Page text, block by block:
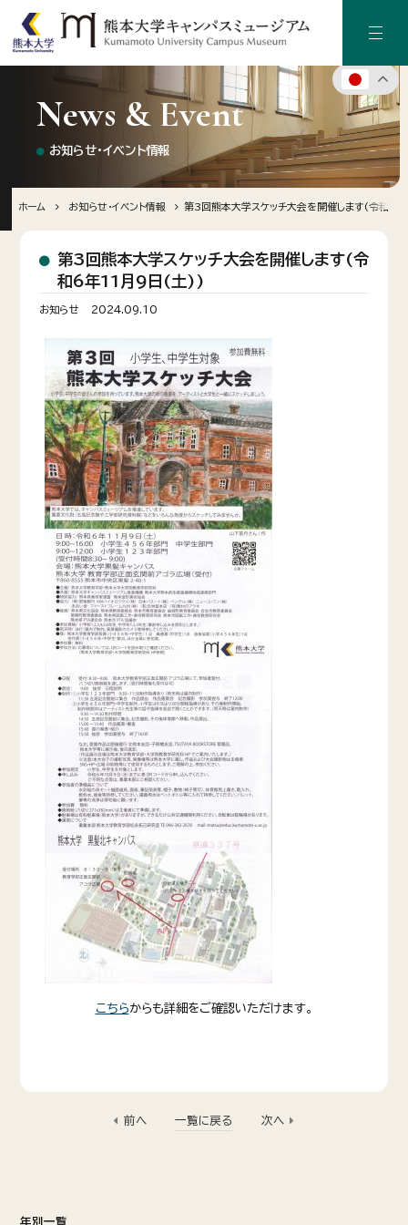
お知らせ・イベント情報
News & Event
ホーム お知らせ・イベント情報 第3回熊本大学スケッチ大会を開催します(令和6
第3回熊本大学スケッチ大会を開催します(令
和6年11月9日(土))
お知らせ 2024.09.10
こちらからも詳細をご確認いただけます。
前へ 一覧に戻る 次へ
年別一覧
ホーム
キャンパスミュージアムについて
キャンパス（熊本大学）の歴史
施設のご案内
デジタルアーカイブ
お知らせ・イベント情報
寄附のご案内
お問い合わせ